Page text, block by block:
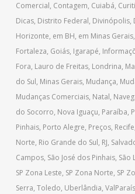
Comercial, Contagem, Cuiabá,
Dicas, Distrito Federal, Divinópolis,
Horizonte, em BH, em Minas Gerais,
Fortaleza, Goiás, Igarapé,
Fora, Lauro de Freitas, Londrina,
do Sul, Minas Gerais, Mudança,
Mudanças Comerciais, Natal,
do Socorro, Nova Iguaçu, Paraíba,
Pinhais, Porto Alegre, Preços, Recife
Norte, Rio Grande do Sul, RJ,
Campos, São José dos Pinhais, São
SP Zona Leste, SP Zona Norte, SP
Serra, Toledo, Uberlândia,